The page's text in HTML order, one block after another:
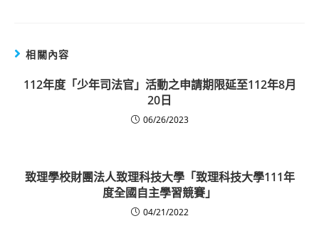
相關內容
112年度「少年司法官」活動之申請期限延至112年8月
20日
06/26/2023
致理學校財團法人致理科技大學「致理科技大學111年
度全國自主學習競賽」
04/21/2022